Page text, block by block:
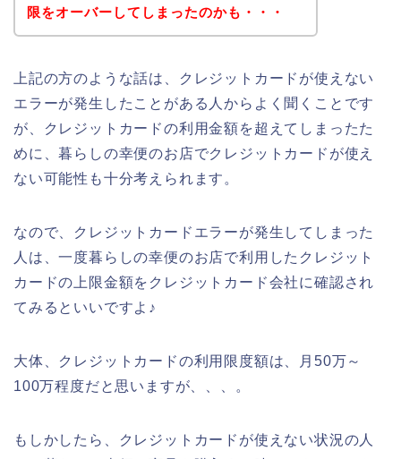
限をオーバーしてしまったのかも・・・
上記の方のような話は、クレジットカードが使えない
エラーが発生したことがある人からよく聞くことです
が、クレジットカードの利用金額を超えてしまったた
めに、暮らしの幸便のお店でクレジットカードが使え
ない可能性も十分考えられます。
なので、クレジットカードエラーが発生してしまった
人は、一度暮らしの幸便のお店で利用したクレジット
カードの上限金額をクレジットカード会社に確認され
てみるといいですよ♪
大体、クレジットカードの利用限度額は、月50万～
100万程度だと思いますが、、、。
もしかしたら、クレジットカードが使えない状況の人